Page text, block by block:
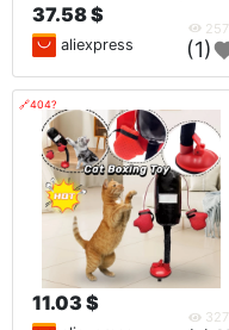
37.58 $
257
aliexpress (1)
🔗404?
11.03 $
327